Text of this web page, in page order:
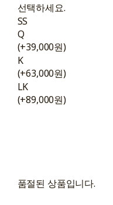
선택하세요.
SS
Q
(+39,000원)
K
(+63,000원)
LK
(+89,000원)
품절된 상품입니다.